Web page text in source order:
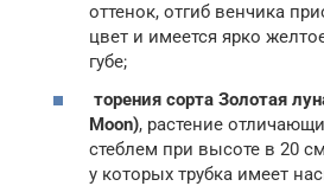
оттенок, отгиб венчика
цвет и имеется ярко
губе;
торения сорта Золотая
Moon), растение
стеблем при высоте в 20
у которых трубка имеет